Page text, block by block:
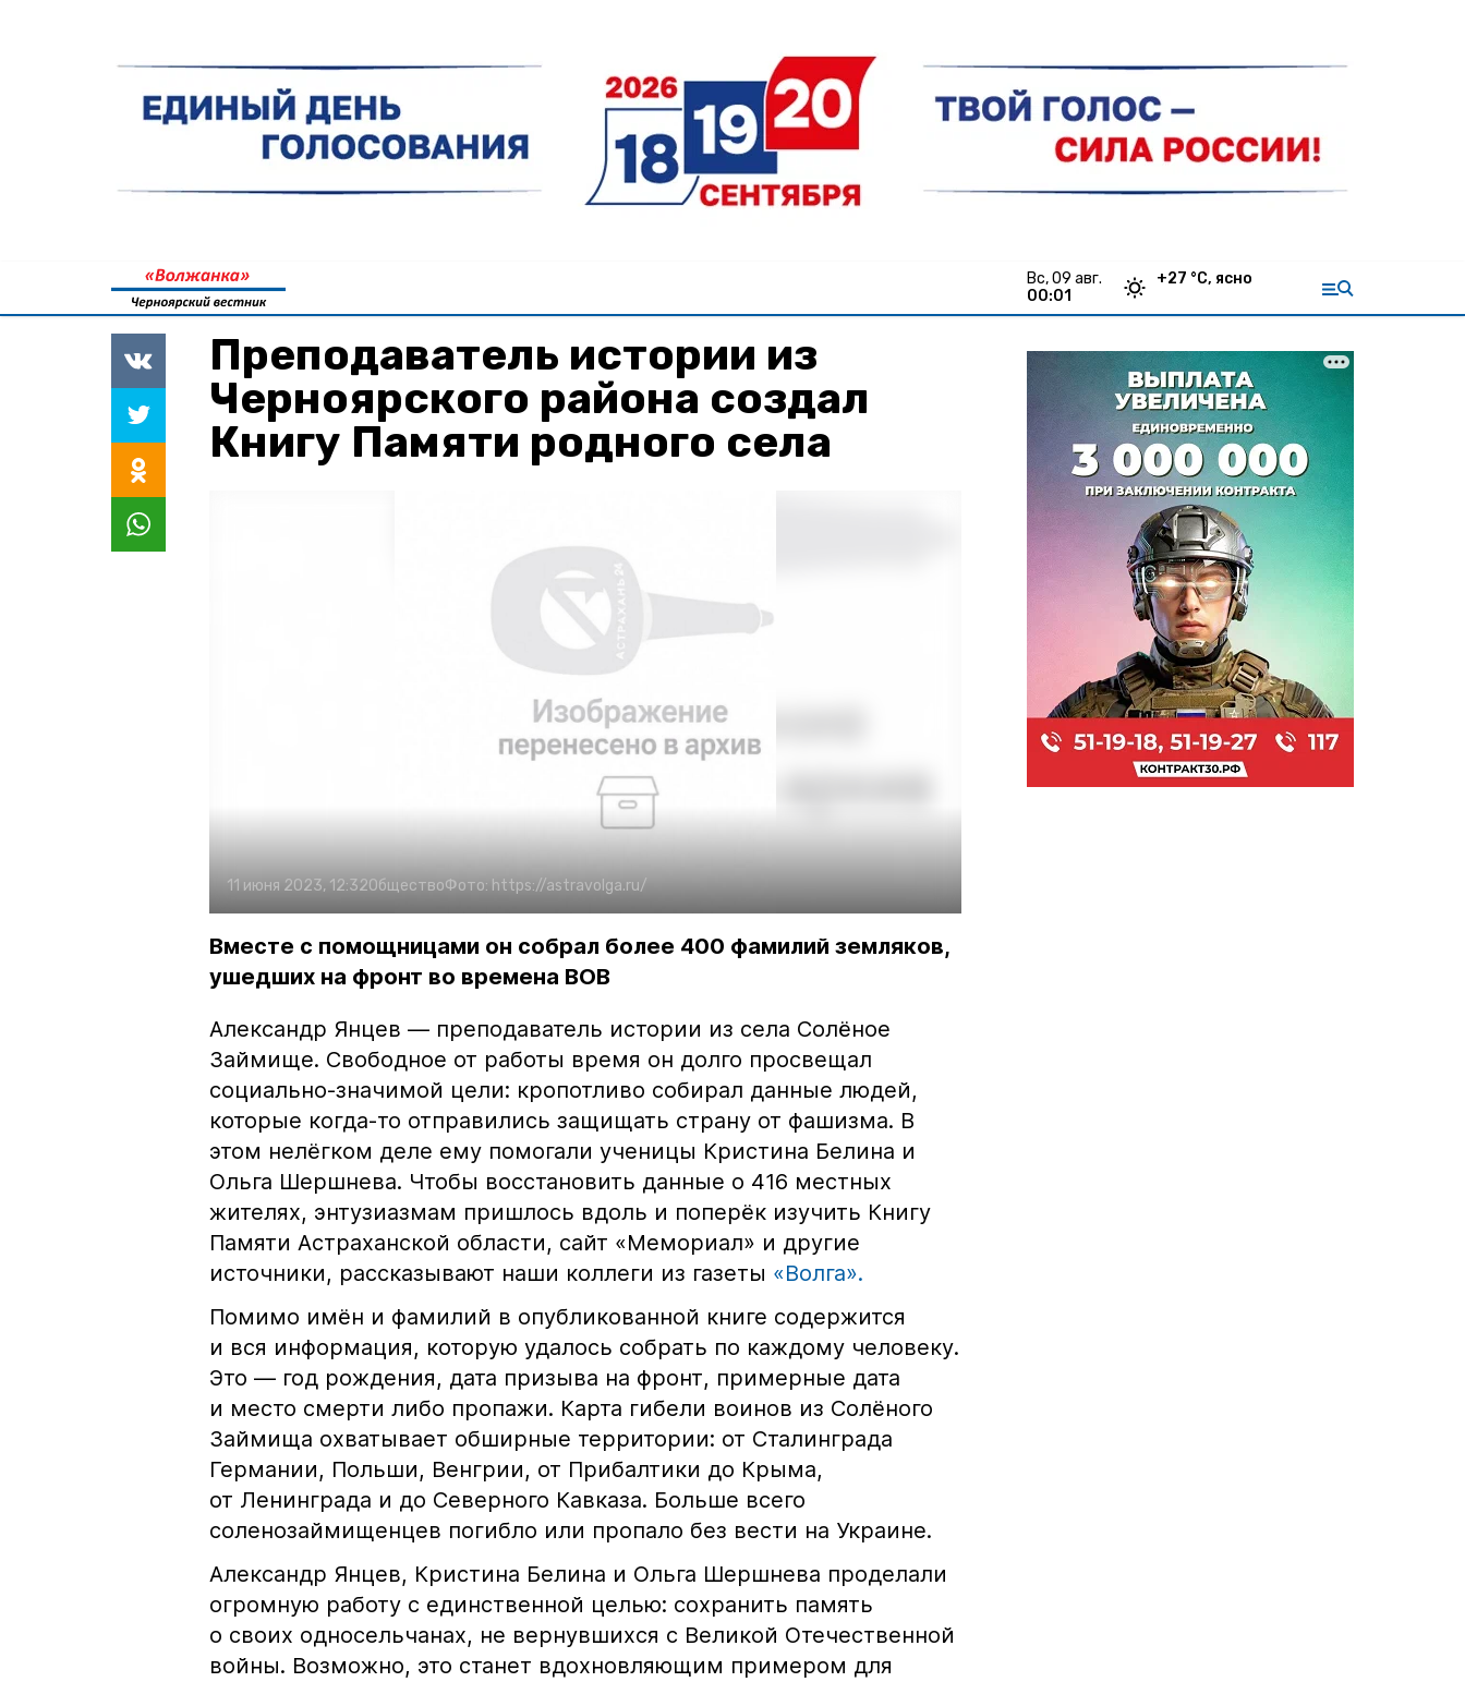
вс, 09 авг.
00:01
+27 °С, ясно
Преподаватель истории из
Черноярского района создал
Книгу Памяти родного села
11 июня 2023, 12:32ОбществоФото: https://astravolga.ru/
Вместе с помощницами он собрал более 400 фамилий земляков,
ушедших на фронт во времена ВОВ
Александр Янцев — преподаватель истории из села Солёное
Займище. Свободное от работы время он долго просвещал
социально-значимой цели: кропотливо собирал данные людей,
которые когда-то отправились защищать страну от фашизма. В
этом нелёгком деле ему помогали ученицы Кристина Белина и
Ольга Шершнева. Чтобы восстановить данные о 416 местных
жителях, энтузиазмам пришлось вдоль и поперёк изучить Книгу
Памяти Астраханской области, сайт «Мемориал» и другие
источники, рассказывают наши коллеги из газеты «Волга».
Помимо имён и фамилий в опубликованной книге содержится
и вся информация, которую удалось собрать по каждому человеку.
Это — год рождения, дата призыва на фронт, примерные дата
и место смерти либо пропажи. Карта гибели воинов из Солёного
Займища охватывает обширные территории: от Сталинграда
Германии, Польши, Венгрии, от Прибалтики до Крыма,
от Ленинграда и до Северного Кавказа. Больше всего
соленозаймищенцев погибло или пропало без вести на Украине.
Александр Янцев, Кристина Белина и Ольга Шершнева проделали
огромную работу с единственной целью: сохранить память
о своих односельчанах, не вернувшихся с Великой Отечественной
войны. Возможно, это станет вдохновляющим примером для